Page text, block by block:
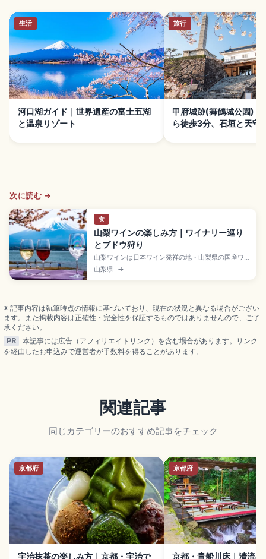
生活
河口湖ガイド｜世界遺産の富士五湖
と温泉リゾート
旅行
甲府城跡(舞鶴城公園)｜
ら徒歩3分、石垣と天守
次に読む →
食
山梨ワインの楽しみ方｜ワイナリー巡り
とブドウ狩り
山梨ワインは日本ワイン発祥の地・山梨県の国産ワ
インで、甲府盆地・勝沼地域を中心に多くのワイナ
リーが集まるGI指定産地。1877年大日本山梨葡萄酒
山梨県 →
※ 記事内容は執筆時点の情報に基づいており、現在の状況と異なる場合がござい
ます。また掲載内容は正確性・完全性を保証するものではありませんので、ご了
承ください。
PR
本記事には広告（アフィリエイトリンク）を含む場合があります。リンク
を経由したお申込みで運営者が手数料を得ることがあります。
関連記事
同じカテゴリーのおすすめ記事をチェック
京都府
宇治抹茶の楽しみ方｜京都・宇治で
京都府
京都・貴船川床｜清流の